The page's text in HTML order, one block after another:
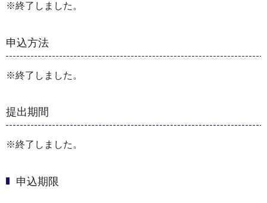
※終了しました。
申込方法
※終了しました。
提出期間
※終了しました。
申込期限